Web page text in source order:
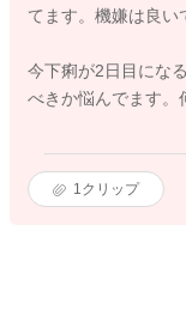
てます。機嫌は良い
今下痢が2日目にな
べきか悩んでます。
1 クリップ